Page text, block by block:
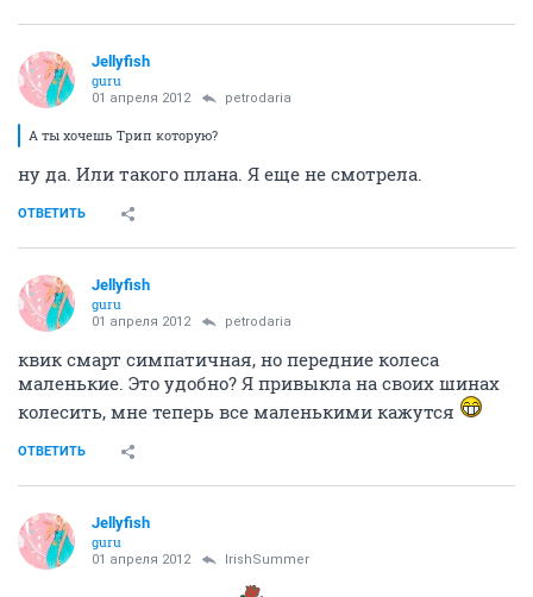
Jellyfish
guru
01 апреля 2012 petrodaria
А ты хочешь Трип которую?
ну да. Или такого плана. Я еще не смотрела.
ОТВЕТИТЬ
Jellyfish
guru
01 апреля 2012 petrodaria
квик смарт симпатичная, но передние колеса
маленькие. Это удобно? Я привыкла на своих шинах
колесить, мне теперь все маленькими кажутся
ОТВЕТИТЬ
Jellyfish
guru
01 апреля 2012 IrishSummer